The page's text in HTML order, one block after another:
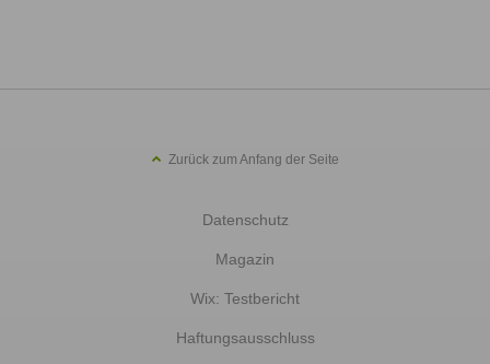
Zurück zum Anfang der Seite
Datenschutz
Magazin
Wix: Testbericht
Haftungsausschluss